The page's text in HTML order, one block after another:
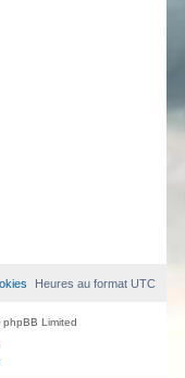
Heures au formatUTC
Limited